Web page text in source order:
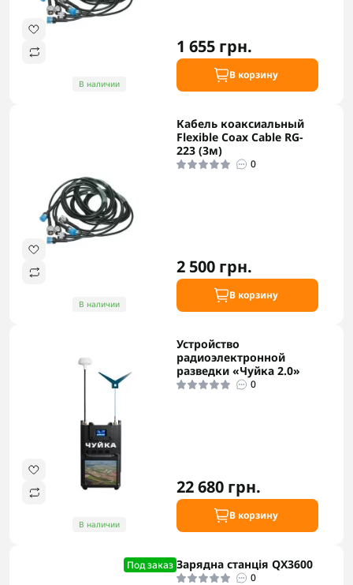
В наличии
1 655 грн.
В корзину
В наличии
Кабель коаксиальный
Flexible Coax Cable RG-
223 (3м)
0
2 500 грн.
В корзину
В наличии
Устройство
радиоэлектронной
разведки «Чуйка 2.0»
0
22 680 грн.
В корзину
Под заказ Зарядна станція QX3600
0